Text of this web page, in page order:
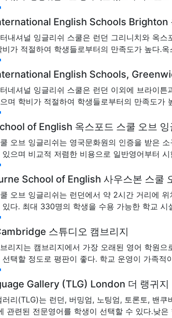
English Schools Brighton
내셔널 잉글리쉬 스쿨은 런던 그리니치와 옥
가 적절하여 학생들로부터의 만족도가 높다.
English Schools,
네셔널 잉글리쉬 스쿨은 런던 이외에 브라이
며 학비가 적절하여 학생들로부터의 만족도가
of English 옥스포드 스쿨 오브 잉
오브 잉글리쉬는 영국문화원의 인증을 받은
있으며 비교적 저렴한 비용으로 일반영어부터
School of English 사우스본 스쿨
오브 잉글리쉬는 런던에서 약 2시간 거리에
있다. 최대 330명의 학생을 수용 가능한 학교
스튜디오 캠브리지
리지는 캠브리지에서 가장 오래된 영어 학원
선택할 정도로 평판이 좋다. 학교 운영이 가족적
Gallery (TLG) London 더 랭귀지
러리(TLG)는 런던, 버밍엄, 노팅엄, 토론토, 밴
관련된 전문영어를 학생이 선택할 수 있다.낮